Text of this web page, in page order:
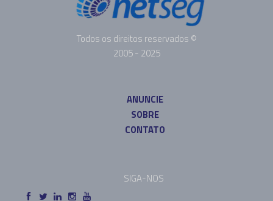
Todos os direitos reservados ©
2005 - 2025
ANUNCIE
SOBRE
CONTATO
SIGA-NOS